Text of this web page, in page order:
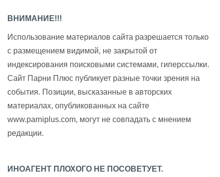
ВНИМАНИЕ!!!
Использование материалов сайта разрешается только
с размещением видимой, не закрытой от
индексирования поисковыми системами, гиперссылки.
Сайт Парни Плюс публикует разные точки зрения на
события. Позиции, высказанные в авторских
материалах, опубликованных на сайте
www.parniplus.com, могут не совпадать с мнением
редакции.
ИНОАГЕНТ ПЛОХОГО НЕ ПОСОВЕТУЕТ.